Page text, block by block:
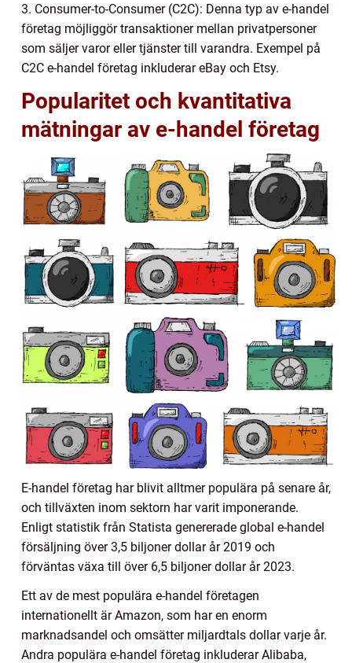
3. Consumer-to-Consumer (C2C): Denna typ av e-handel
företag möjliggör transaktioner mellan privatpersoner
som säljer varor eller tjänster till varandra. Exempel på
C2C e-handel företag inkluderar eBay och Etsy.
Popularitet och kvantitativa
mätningar av e-handel företag
E-handel företag har blivit alltmer populära på senare år,
och tillväxten inom sektorn har varit imponerande.
Enligt statistik från Statista genererade global e-handel
försäljning över 3,5 biljoner dollar år 2019 och
förväntas växa till över 6,5 biljoner dollar år 2023.
Ett av de mest populära e-handel företagen
internationellt är Amazon, som har en enorm
marknadsandel och omsätter miljardtals dollar varje år.
Andra populära e-handel företag inkluderar Alibaba,